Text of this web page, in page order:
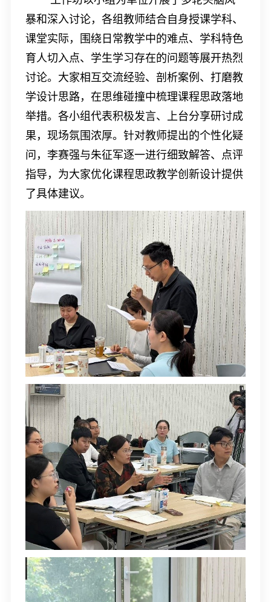
暴和深入讨论，各组教师结合自身授课学科、
课堂实际，围绕日常教学中的难点、学科特色
育人切入点、学生学习存在的问题等展开热烈
讨论。大家相互交流经验、剖析案例、打磨教
学设计思路，在思维碰撞中梳理课程思政落地
举措。各小组代表积极发言、上台分享研讨成
果，现场氛围浓厚。针对教师提出的个性化疑
问，李赛强与朱征军逐一进行细致解答、点评
指导，为大家优化课程思政教学创新设计提供
了具体建议。